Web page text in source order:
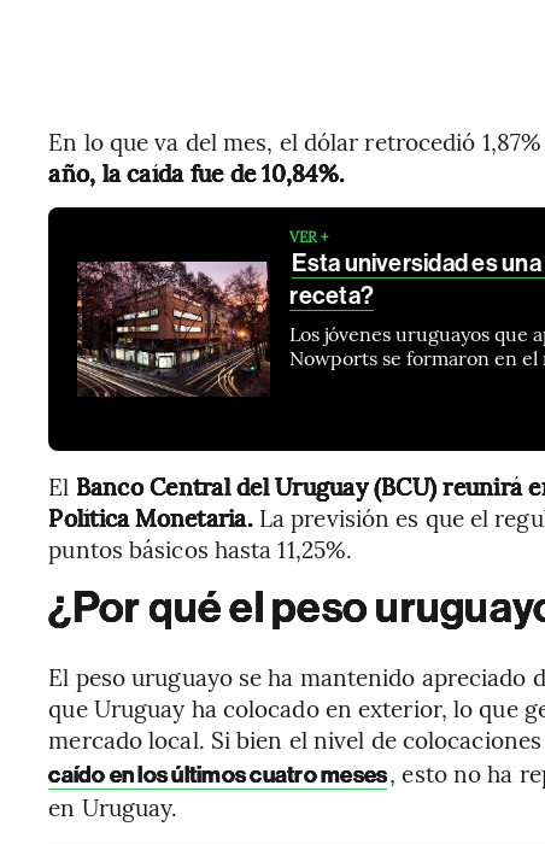
En lo que va del mes, el dólar retrocedió
año, la caída fue de 10,84%.
VER +
Esta universidad es
receta?
Los jóvenes uruguayos que
Nowports se formaron en el
El Banco Central del Uruguay (BCU) reunirá
Política Monetaria.La previsión es que el
puntos básicos hasta 11,25%.
¿Por qué el peso
El peso uruguayo se ha mantenido
que Uruguay ha colocado en exterior, lo que
mercado local. Si bien el nivel de
caído en los últimos cuatro meses, esto no ha
en Uruguay.